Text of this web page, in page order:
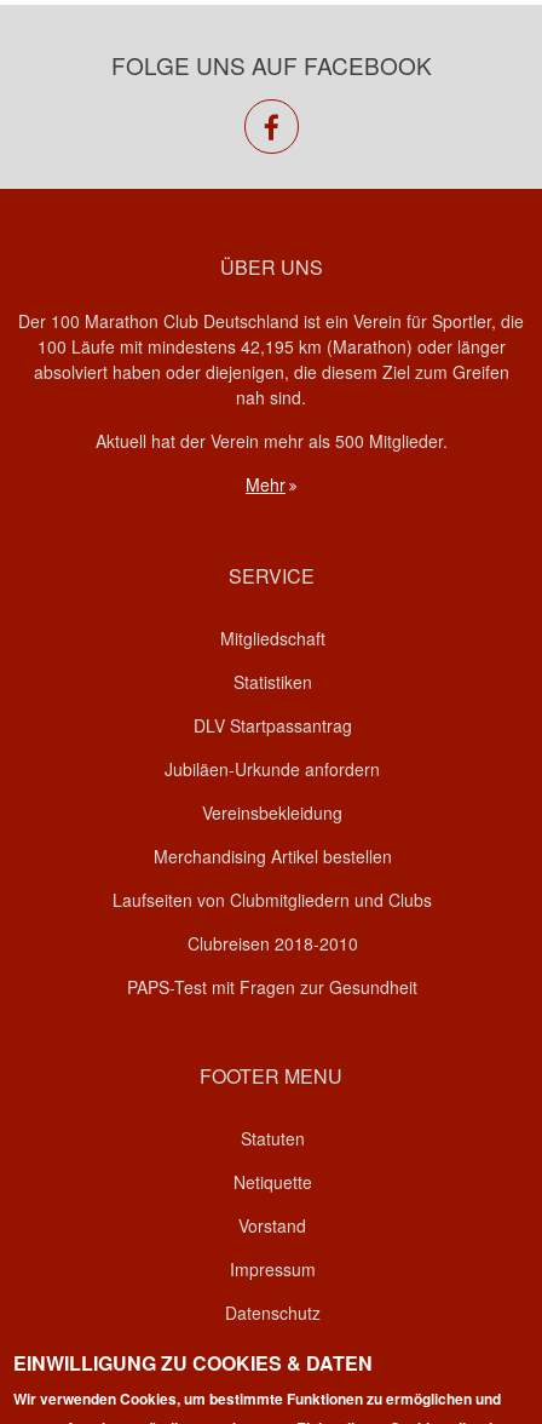
FOLGE UNS AUF FACEBOOK
facebook
ÜBER UNS
Der 100 Marathon Club Deutschland ist ein Verein für Sportler, die
100 Läufe mit mindestens 42,195 km (Marathon) oder länger
absolviert haben oder diejenigen, die diesem Ziel zum Greifen
nah sind.
Aktuell hat der Verein mehr als 500 Mitglieder.
Mehr
SERVICE
Mitgliedschaft
Statistiken
DLV Startpassantrag
Jubiläen-Urkunde anfordern
Vereinsbekleidung
Merchandising Artikel bestellen
Laufseiten von Clubmitgliedern und Clubs
Clubreisen 2018-2010
PAPS-Test mit Fragen zur Gesundheit
FOOTER MENU
Statuten
Netiquette
Vorstand
Impressum
Datenschutz
Kontakt
Login
EINWILLIGUNG ZU COOKIES & DATEN
Wir verwenden Cookies, um bestimmte Funktionen zu ermöglichen und